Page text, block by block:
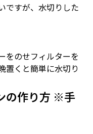
ですが、水切りした
をのせフィルターを
置くと簡単に水切り
の作り方 ※手